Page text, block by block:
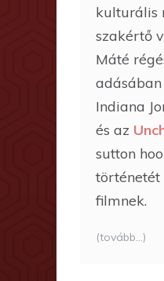
kulturális
szakértő
Máté
Indiana
és az
sutton
történetét
filmnek.
(tovább…)